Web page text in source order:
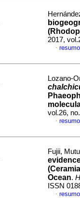
2017,
·
Lozano-
vol.26,
·
Fujii,
Ocean.
ISSN
·